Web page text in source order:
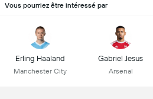
Vous pourriez être intéressé par
Erling Haaland
Manchester City
Gabriel Jesus
Arsenal